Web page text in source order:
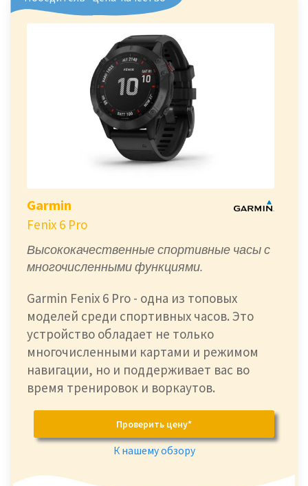
Garmin
Fenix 6 Pro
Высококачественные спортивные часы с
многочисленными функциями.
Garmin Fenix 6 Pro - одна из топовых
моделей среди спортивных часов. Это
устройство обладает не только
многочисленными картами и режимом
навигации, но и поддерживает вас во
время тренировок и воркаутов.
Проверить цену*
К нашему обзору